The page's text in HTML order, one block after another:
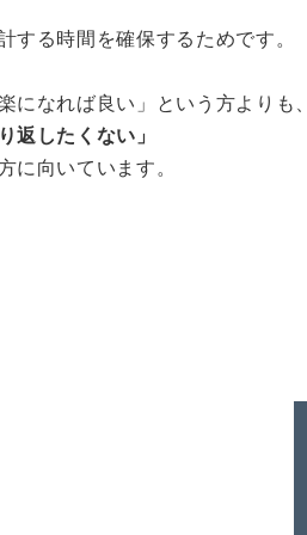
する時間を確保するためです。
になれば良い」という方よりも、
返したくない」
に向いています。